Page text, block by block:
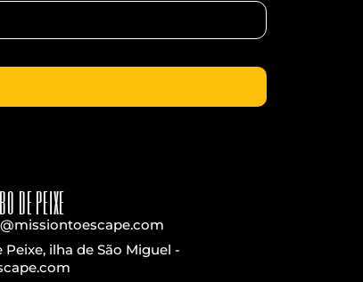
DE PEIXE
Peixe, ilha de São Miguel -